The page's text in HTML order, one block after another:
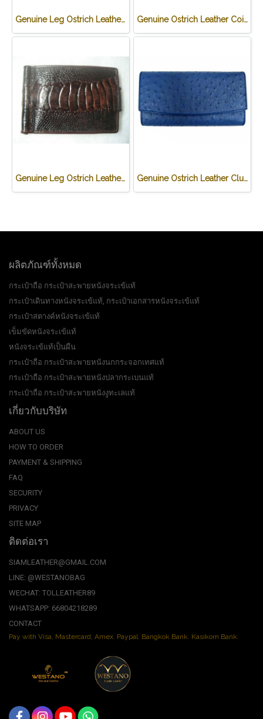
Genuine Leg Ostrich Leather Clutch Wallet in Black Ostrich Skin #OSW622W Genuine Ostrich Leather Coin Purse in Black Ostrich Skin #OSW624W
Genuine Leg Ostrich Leather Credit Card Wallet in Dark Brown Ostrich Skin #OSM625W Genuine Ostrich Leather Clutch Wallet in Blue Ostrich Skin #OSW623W
ผลิตภัณฑ์ทั้งหมด
กระเป๋าถือ กระเป๋าสะพายหนังจระเข้แท้
กระเป๋าเดินทางหนังจระเข้แท้, กระเป๋าเอกสารหนังจระเข้แท้
กระเป๋าสตางค์หนังจระเข้แท้
เข็มขัดหนังจระเข้แท้
หนังจระเข้แท้เป็นผืน
กระเป๋าถือ กระเป๋าสะพายหนังนกกระจอกเทศแท้
กระเป๋าถือ กระเป๋าสะพายหนังปลากระเบนแท้
กระเป๋าถือ กระเป๋าสะพายหนังงูทะเลแท้
เกี่ยวกับบริษัท
ABOUT US
HOW TO ORDER
PAYMENT & SHIPPING
FAQ
SECURITY
PRIVACY
SITE MAP
ติดต่อเรา
SIAMLEATHER@GMAIL.COM
LINE: @WESTANOBAG
WECHAT: TOLLEATHER89
WHATSAPP: 66804218289
CONTACT
Pay with Visa, Mastercard, Amex. Paypal. Bangkok Bank. Kasikorn Bank.